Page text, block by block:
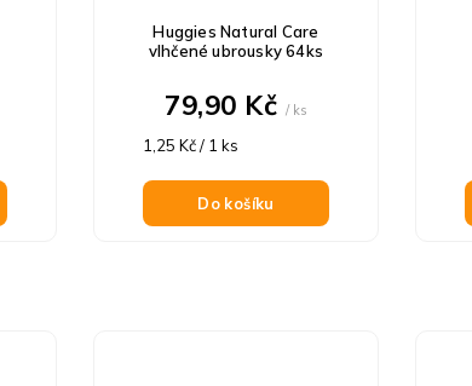
Huggies Natural Care
vlhčené ubrousky 64ks
79,90 Kč / ks
Měrná
1,25 Kč / 1 ks
Do košíku